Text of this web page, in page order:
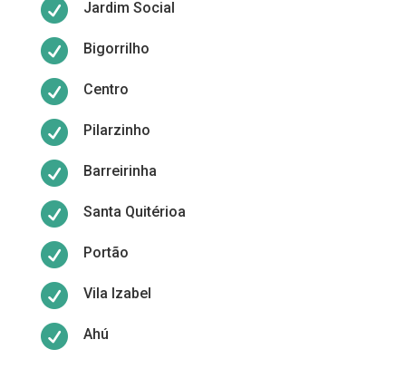
 Jardim Social
 Bigorrilho
 Centro
 Pilarzinho
 Barreirinha
 Santa Quitérioa
 Portão
 Vila Izabel
 Ahú